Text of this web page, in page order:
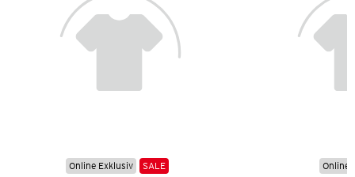
Online Exklusiv SALE Online